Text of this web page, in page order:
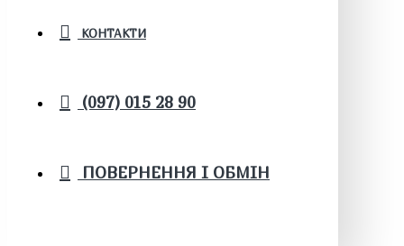
КОНТАКТИ
(097) 015 28 90
ПОВЕРНЕННЯ І ОБМІН